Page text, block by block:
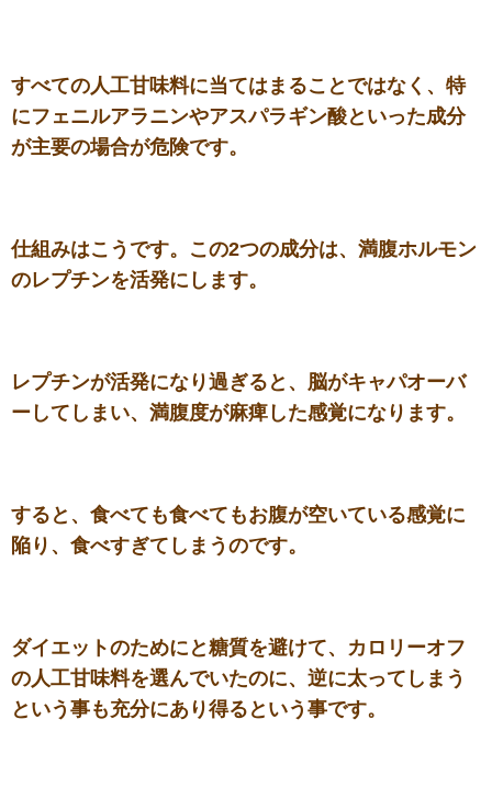
すべての人工甘味料に当てはまることではなく、特
にフェニルアラニンやアスパラギン酸といった成分
が主要の場合が危険です。
仕組みはこうです。この2つの成分は、満腹ホルモン
のレプチンを活発にします。
レプチンが活発になり過ぎると、脳がキャパオーバ
ーしてしまい、満腹度が麻痺した感覚になります。
すると、食べても食べてもお腹が空いている感覚に
陥り、食べすぎてしまうのです。
ダイエットのためにと糖質を避けて、カロリーオフ
の人工甘味料を選んでいたのに、逆に太ってしまう
という事も充分にあり得るという事です。